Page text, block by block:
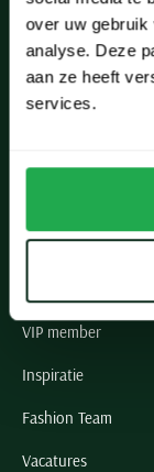
over uw gebruik
analyse. Deze
aan ze heeft
services.
Lisse
Noordwijk
Oegstgeest
Grote maten
VIP member
Inspiratie
Fashion Team
Vacatures